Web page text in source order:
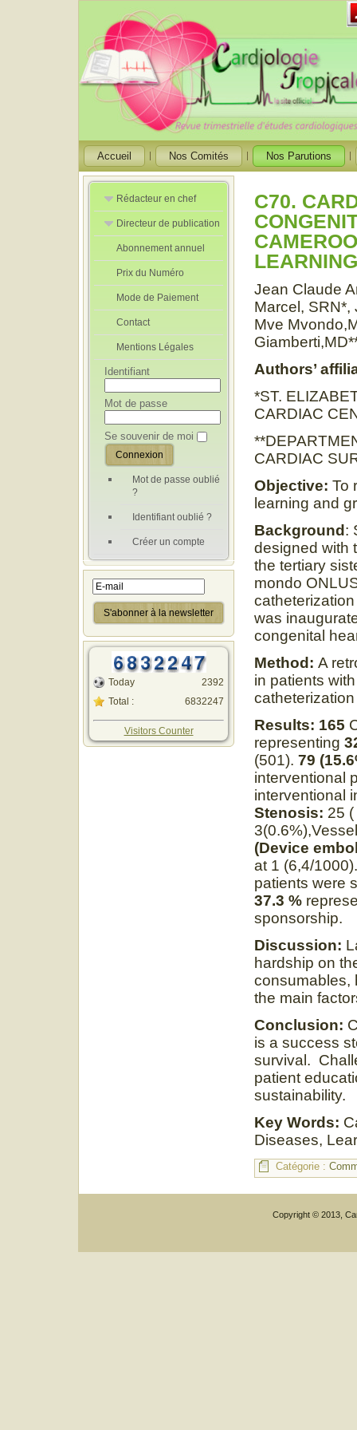
Accueil Nos Comités Nos Parutions
Rédacteur en chef
Rédacteurs en
Chef Adjoint
Directeur de publication
Directeur de
publication
adjoint
Abonnement annuel
Prix du Numéro
Mode de Paiement
Contact
Mentions Légales
Identifiant
Mot de passe
Se souvenir de moi
Mot de passe oublié
?
Identifiant oublié ?
Créer un compte
Today
Total :
2392
6832247
Visitors Counter
C70.
Jean Claude
Marcel,
Mve
Authors’
*ST.
CARDIAC
CARDIAC
Objective: To
learning and
Background :
designed with
the tertiary
mondo
was
congenital
Method: A
in patients
Results: 165
representing
(501). 79
interventional
interventional
Stenosis: 25
(Device
at 1 (6,4/
patients were
37.3 %
sponsorship.
Discussion:
hardship on
consumables,
the main
Conclusion:
is a success
survival.
patient
sustainability.
Key Words:
Diseases,
Catégorie :
Copyright © 2013,